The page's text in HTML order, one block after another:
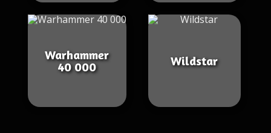
Warhammer
40 000
Wildstar